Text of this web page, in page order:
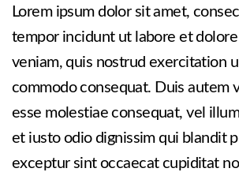
Lorem ipsum dolor sit amet,
tempor incidunt ut labore et dolore
veniam, quis nostrud exercitation
commodo consequat. Duis autem
esse molestiae consequat, vel
et iusto odio dignissim qui blandit
exceptur sint occaecat cupiditat